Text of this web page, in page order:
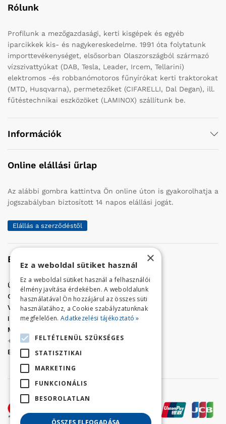
Rólunk
Profilunk a mezőgazdasági, kerti kisgépek és egyéb
iparcikkek kis- és nagykereskedelme. 1991 óta folytatunk
importtevékenységet, elsősorban Olaszországból származó
vízszivattyúkat (DAB, Tesla, Leader, Ircem, Tellarini)
elektromos -és robbanómotoros fűnyírókat kerti traktorokat
(MTD, Husqvarna), permetezőket (CIFARELLI, Dal Degan), ill.
fűtéstechnikai eszközöket (LAMINOX) szállítunk be.
Információk
Online elállási űrlap
Az alábbi gombra kattintva Ön online úton is gyakorolhatja a
jogszabályban biztosított 14 napos elállási jogát.
Elállás a szerződéstől
Elérhetőség
Üzletünk címe:
Szolnok, Vércse út 17.
Golf Center Áruház:06 (56) 423-324
VÁR-Kert Áruház: 06 (56) 429-771
Iroda:06 (56) 421-857
Megrendelés, termék információ:
+36 (70) 938-3356
E-mail:
golfaruhaz@gmail.com
×
Ez a weboldal sütiket használ
Ez a weboldal sütiket használ a felhasználói
élmény javítása érdekében. A weboldalunk
használatával Ön hozzájárul az összes süti
használatához, a Cookie szabályzatunknak
megfelelően. Adatkezelési tájékoztató »
FELTÉTLENÜL SZÜKSÉGES
STATISZTIKAI
MARKETING
FUNKCIONÁLIS
BESOROLATLAN
ÖSSZES ELFOGADÁSA